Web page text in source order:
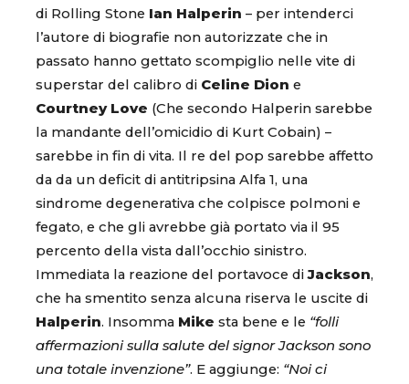
di Rolling Stone Ian Halperin – per intenderci
l’autore di biografie non autorizzate che in
passato hanno gettato scompiglio nelle vite di
superstar del calibro di Celine Dion e
Courtney Love (Che secondo Halperin sarebbe
la mandante dell’omicidio di Kurt Cobain) –
sarebbe in fin di vita. Il re del pop sarebbe affetto
da da un deficit di antitripsina Alfa 1, una
sindrome degenerativa che colpisce polmoni e
fegato, e che gli avrebbe già portato via il 95
percento della vista dall’occhio sinistro.
Immediata la reazione del portavoce diJackson,
che ha smentito senza alcuna riserva le uscite di
Halperin. Insomma Mike sta bene e le “folli
affermazioni sulla salute del signor Jackson sono
una totale invenzione”. E aggiunge: “Noi ci